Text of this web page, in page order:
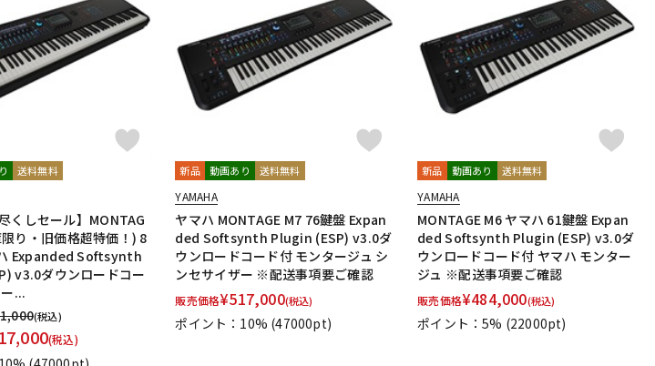
送料無料
くしセール】MONTAG
り・旧価格超特価！) 8
Expanded Softsynth
v3.0ダウンロードコー
...
(税込)
(税込)
新品 動画あり 送料無料
YAMAHA
ヤマハ MONTAGE M7 76鍵盤 Expan
ded Softsynth Plugin (ESP) v3.0ダ
ウンロードコード付 モンタージュ シ
ンセサイザー ※配送事項要ご確認
販売価格¥517,000(税込)
ポイント：10% (47000pt)
新品 動画あり 送料無料
YAMAHA
MONTAGE M6 ヤマハ 61鍵盤 Expan
ded Softsynth Plugin (ESP) v3.0ダ
ウンロードコード付 ヤマハ モンター
ジュ ※配送事項要ご確認
販売価格¥484,000(税込)
ポイント：5% (22000pt)